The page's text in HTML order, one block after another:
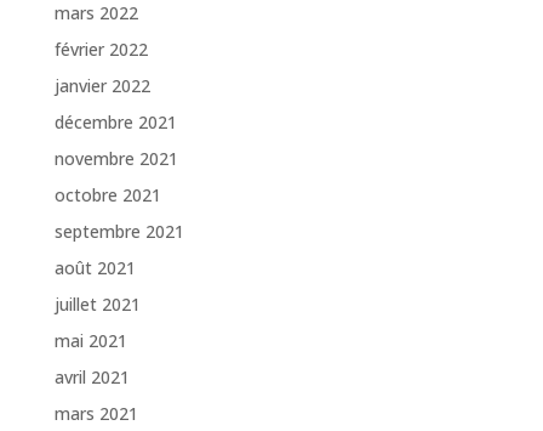
mars 2022
février 2022
janvier 2022
décembre 2021
novembre 2021
octobre 2021
septembre 2021
août 2021
juillet 2021
mai 2021
avril 2021
mars 2021